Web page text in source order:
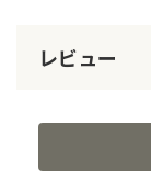
レビュー